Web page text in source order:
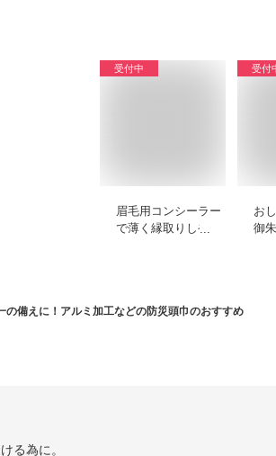
受付中
眉毛用コンシーラー
で薄く縁取りしやす
受付
お
御
の備えに！アルミ加工などの防災頭巾のおすすめ
る為に。